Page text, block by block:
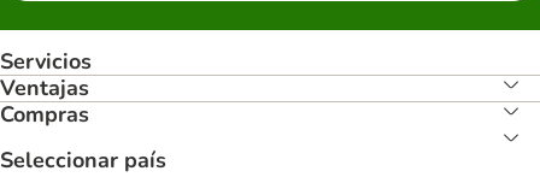
Servicios
Ventajas
Compras
Seleccionar país